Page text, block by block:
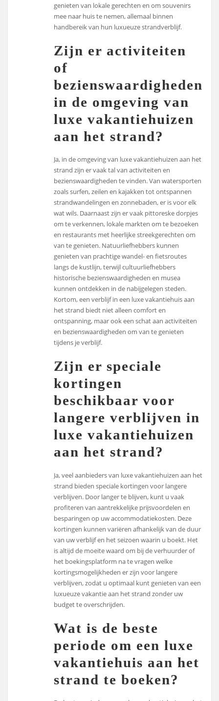
genieten van lokale gerechten en om souvenirs
mee naar huis te nemen, allemaal binnen
handbereik van hun luxueuze strandverblijf.
Zijn er activiteiten
of
bezienswaardigheden
in de omgeving van
luxe vakantiehuizen
aan het strand?
Ja, in de omgeving van luxe vakantiehuizen aan het
strand zijn er vaak tal van activiteiten en
bezienswaardigheden te vinden. Van watersporten
zoals surfen, zeilen en kajakken tot ontspannen
strandwandelingen en zonnebaden, er is voor elk
wat wils. Daarnaast zijn er vaak pittoreske dorpjes
om te verkennen, lokale markten om te bezoeken
en restaurants met heerlijke streekgerechten om
van te genieten. Natuurliefhebbers kunnen
genieten van prachtige wandel- en fietsroutes
langs de kustlijn, terwijl cultuurliefhebbers
historische bezienswaardigheden en musea
kunnen ontdekken in de nabijgelegen steden.
Kortom, een verblijf in een luxe vakantiehuis aan
het strand biedt niet alleen comfort en
ontspanning, maar ook een schat aan activiteiten
en bezienswaardigheden om van te genieten
tijdens je verblijf.
Zijn er speciale
kortingen
beschikbaar voor
langere verblijven in
luxe vakantiehuizen
aan het strand?
Ja, veel aanbieders van luxe vakantiehuizen aan het
strand bieden speciale kortingen voor langere
verblijven. Door langer te blijven, kunt u vaak
profiteren van aantrekkelijke prijsvoordelen en
besparingen op uw accommodatiekosten. Deze
kortingen kunnen variëren afhankelijk van de duur
van uw verblijf en het seizoen waarin u boekt. Het
is altijd de moeite waard om bij de verhuurder of
het boekingsplatform na te vragen welke
kortingsmogelijkheden er zijn voor langere
verblijven, zodat u optimaal kunt genieten van een
luxueuze vakantie aan het strand zonder uw
budget te overschrijden.
Wat is de beste
periode om een luxe
vakantiehuis aan het
strand te boeken?